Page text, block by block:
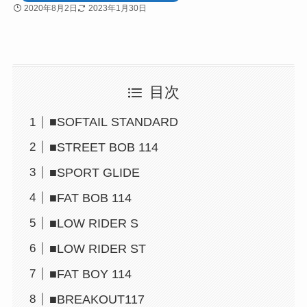
2020年8月2日 2023年1月30日
目次
■SOFTAIL STANDARD
■STREET BOB 114
■SPORT GLIDE
■FAT BOB 114
■LOW RIDER S
■LOW RIDER ST
■FAT BOY 114
■BREAKOUT117